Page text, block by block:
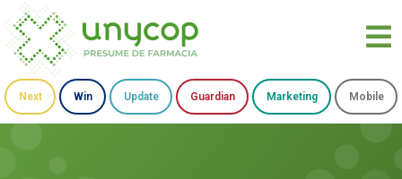
Next Win Update Guardian Marketing Mobile